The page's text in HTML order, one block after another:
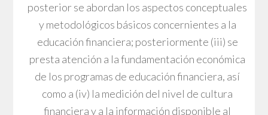
posterior se abordan los aspectos conceptuales
y metodológicos básicos concernientes a la
educación financiera; posteriormente (iii) se
presta atención a la fundamentación económica
de los programas de educación financiera, así
como a (iv) la medición del nivel de cultura
financiera y a la información disponible al